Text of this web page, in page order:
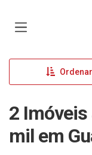
Ordenar
2 Imóveis
mil em